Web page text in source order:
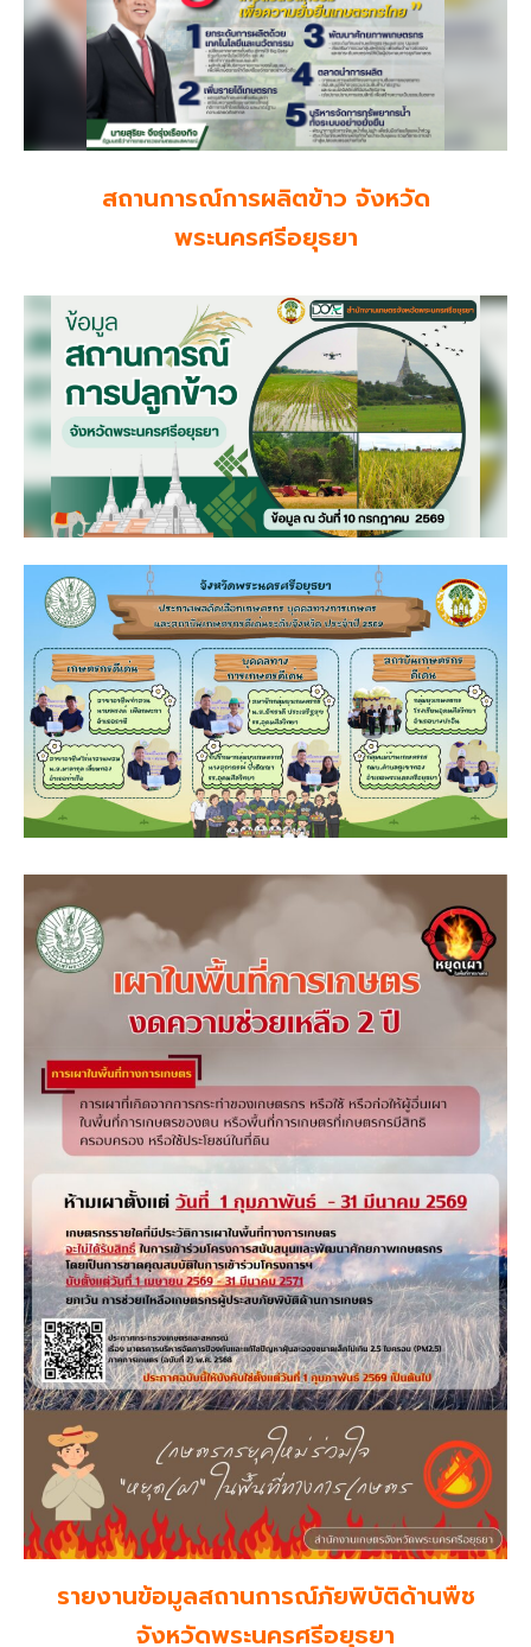
สถานการณ์การผลิตข้าว จังหวัด
พระนครศรีอยุธยา
รายงานข้อมูลสถานการณ์ภัยพิบัติด้านพืช
จังหวัดพระนครศรีอยุธยา